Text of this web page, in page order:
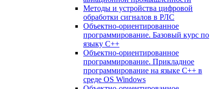
Методы и устройства цифровой
обработки сигналов в РЛС
Объектно-ориентированное
программирование. Базовый курс по
языку С++
Объектно-ориентированное
программирование. Прикладное
программирование на языке С++ в
среде OS Windows